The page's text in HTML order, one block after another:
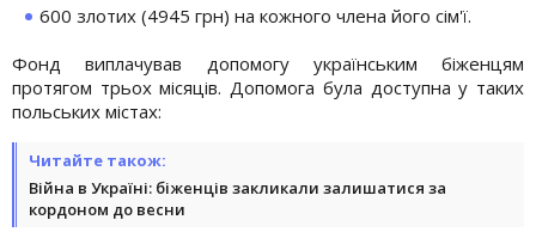
600 злотих (4945 грн) на кожного члена його сім'ї.
Фонд виплачував допомогу українським біженцям
протягом трьох місяців. Допомога була доступна у таких
польських містах:
Читайте також:
Війна в Україні: біженців закликали залишатися за
кордоном до весни